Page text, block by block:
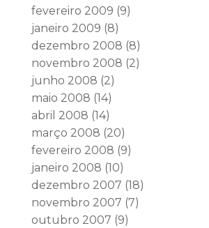
fevereiro 2009 (9)
janeiro 2009 (8)
dezembro 2008 (8)
novembro 2008 (2)
junho 2008 (2)
maio 2008 (14)
abril 2008 (14)
março 2008 (20)
fevereiro 2008 (9)
janeiro 2008 (10)
dezembro 2007 (18)
novembro 2007 (7)
outubro 2007 (9)